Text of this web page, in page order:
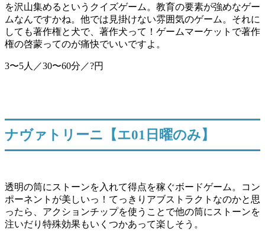
を沢山集めるというクイズゲーム。教育の要素が強めなゲー
ムなんですかね。他では見掛けない雰囲気のゲーム。それに
しても著作権と犬で、著作犬って！ゲームマーケットで著作
権の啓蒙ってのが痛快でいいですよ。
3〜5人／30〜60分／?円
ナヴァトリーニ【エ01日曜のみ】
透明の筒にストーンを入れて得点を稼ぐボードゲーム。コン
ポーネントが美しいっ！てっきりアブストラクトなのかと思
ったら、アクションチップを使うことで他の筒にストーンを
注いだり特殊効果もいくつかあって楽しそう。